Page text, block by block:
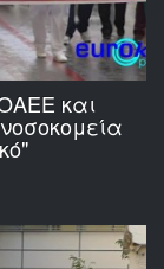
και